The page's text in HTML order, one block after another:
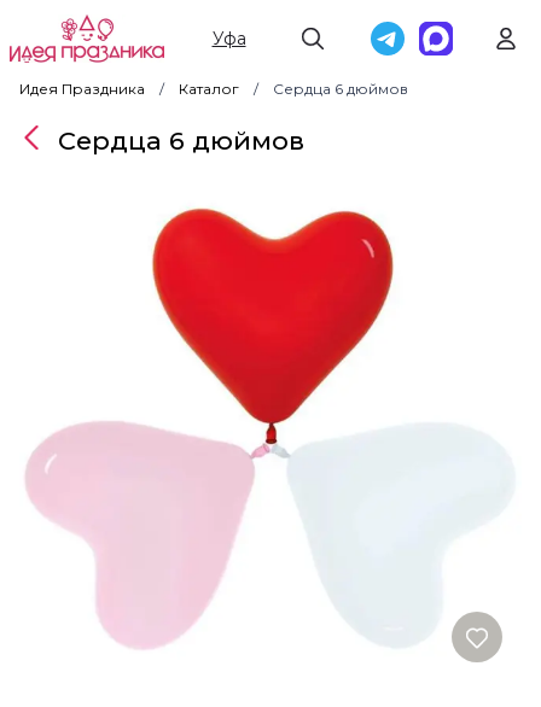
Уфа
Идея Праздника Каталог Сердца 6 дюймов
Сердца 6 дюймов